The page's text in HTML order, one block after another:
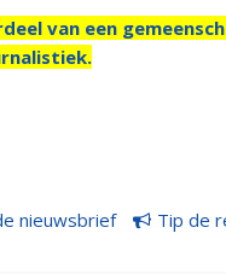
van een
nieuwsbrief Tip de